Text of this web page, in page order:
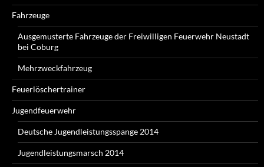
Fahrzeuge
Ausgemusterte Fahrzeuge der Freiwilligen Feuerwehr Neustadt
bei Coburg
Mehrzweckfahrzeug
Feuerlöschertrainer
Jugendfeuerwehr
Deutsche Jugendleistungsspange 2014
Jugendleistungsmarsch 2014